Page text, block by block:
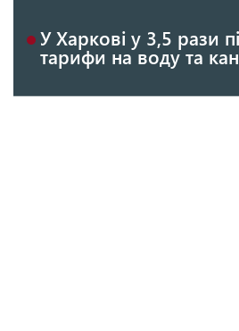
У Харкові у 3,5 рази
тарифи на воду та